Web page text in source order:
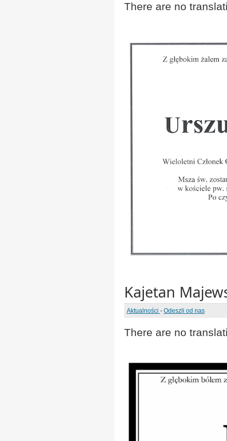
There are no
Kajetan
Aktualności - Odeszli od nas
There are no